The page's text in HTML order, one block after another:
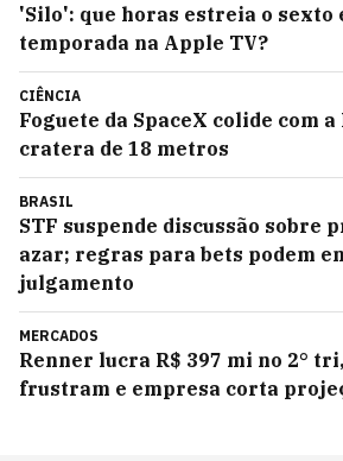
'Silo': que horas estreia o sexto
temporada na Apple TV?
CIÊNCIA
Foguete da SpaceX colide com a
cratera de 18 metros
BRASIL
STF suspende discussão sobre
azar; regras para bets podem
julgamento
MERCADOS
Renner lucra R$ 397 mi no 2°
frustram e empresa corta